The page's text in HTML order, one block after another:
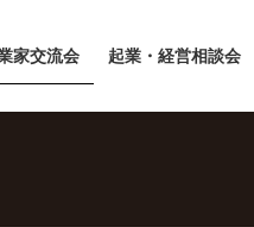
家交流会 起業・経営相談会